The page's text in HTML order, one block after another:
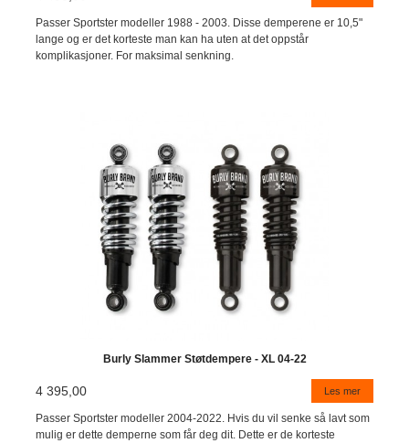
Passer Sportster modeller 1988 - 2003. Disse demperene er 10,5"
lange og er det korteste man kan ha uten at det oppstår
komplikasjoner. For maksimal senkning.
Burly Slammer Støtdempere - XL 04-22
4 395,00 Les mer
Passer Sportster modeller 2004-2022. Hvis du vil senke så lavt som
mulig er dette demperne som får deg dit. Dette er de korteste